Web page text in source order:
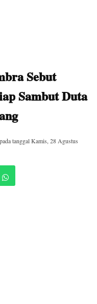
Sebut
Sambut Duta
pada tanggalKamis, 28 Agustus